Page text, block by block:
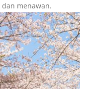
dan menawan.